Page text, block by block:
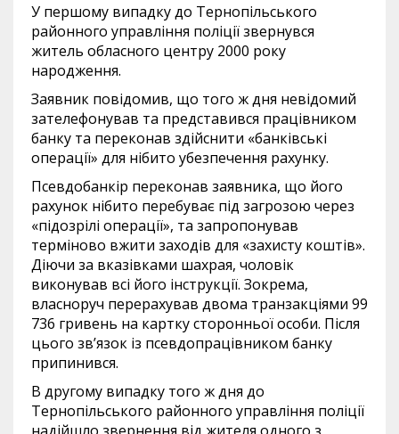
У першому випадку до Тернопільського
районного управління поліції звернувся
житель обласного центру 2000 року
народження.
Заявник повідомив, що того ж дня невідомий
зателефонував та представився працівником
банку та переконав здійснити «банківські
операції» для нібито убезпечення рахунку.
Псевдобанкір переконав заявника, що його
рахунок нібито перебуває під загрозою через
«підозрілі операції», та запропонував
терміново вжити заходів для «захисту коштів».
Діючи за вказівками шахрая, чоловік
виконував всі його інструкції. Зокрема,
власноруч перерахував двома транзакціями 99
736 гривень на картку сторонньої особи. Після
цього зв’язок із псевдопрацівником банку
припинився.
В другому випадку того ж дня до
Тернопільського районного управління поліції